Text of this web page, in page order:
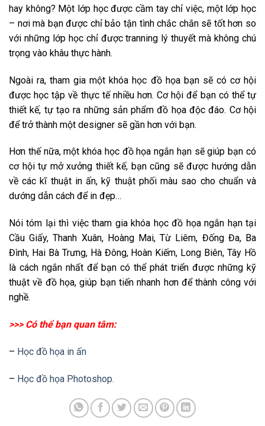
hay không? Một lớp học được cầm tay chỉ việc, một lớp học
– nơi mà bạn được chỉ bảo tận tình chắc chắn sẽ tốt hơn so
với những lớp học chỉ được tranning lý thuyết mà không chú
trọng vào khâu thực hành.
Ngoài ra, tham gia một khóa học đồ họa bạn sẽ có cơ hội
được học tập về thực tế nhiều hơn. Cơ hội để bạn có thể tự
thiết kế, tự tạo ra những sản phẩm đồ họa độc đáo. Cơ hội
để trở thành một designer sẽ gần hơn với bạn.
Hơn thế nữa, một khóa học đồ họa ngắn hạn sẽ giúp bạn có
cơ hội tự mở xưởng thiết kế, bạn cũng sẽ được hướng dẫn
về các kĩ thuật in ấn, kỹ thuật phối màu sao cho chuẩn và
dướng dẫn cách để in đẹp…
Nói tóm lại thì việc tham gia khóa học đồ họa ngắn hạn tại
Cầu Giấy, Thanh Xuân, Hoàng Mai, Từ Liêm, Đống Đa, Ba
Đình, Hai Bà Trưng, Hà Đông, Hoàn Kiếm, Long Biên, Tây Hồ
là cách ngắn nhất để bạn có thể phát triển được những kỹ
thuật về đồ họa, giúp bạn tiến nhanh hơn để thành công với
nghề.
>>> Có thể bạn quan tâm:
– Học đồ họa in ấn
– Học đồ họa Photoshop.